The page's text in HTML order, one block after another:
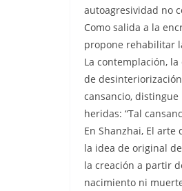
autoagresividad no
Como salida a la
propone rehabilitar
La contemplación,
de
cansancio,
heridas: “Tal
En Shanzhai, El
la idea de original
la creación a partir
nacimiento ni